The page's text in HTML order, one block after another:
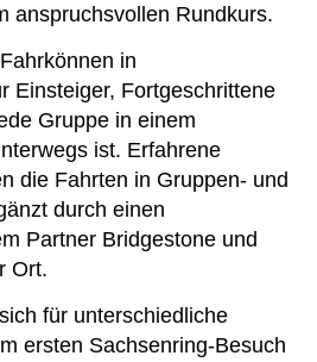
anspruchsvollen Rundkurs.
in
Einsteiger, Fortgeschrittene
Gruppe in einem
ist. Erfahrene
die Fahrten in Gruppen- und
durch einen
Partner Bridgestone und
Ort.
für unterschiedliche
ersten Sachsenring-Besuch